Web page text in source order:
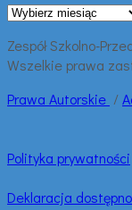
Archiwalne
Zespół Szkolno-
Wszelkie prawa
Prawa Autorskie /
Polityka prywatności
Deklaracja